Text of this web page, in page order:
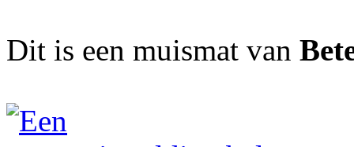
Dit is een muismat van